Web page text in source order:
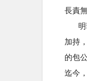
長責
明華
加持
的包
迄今